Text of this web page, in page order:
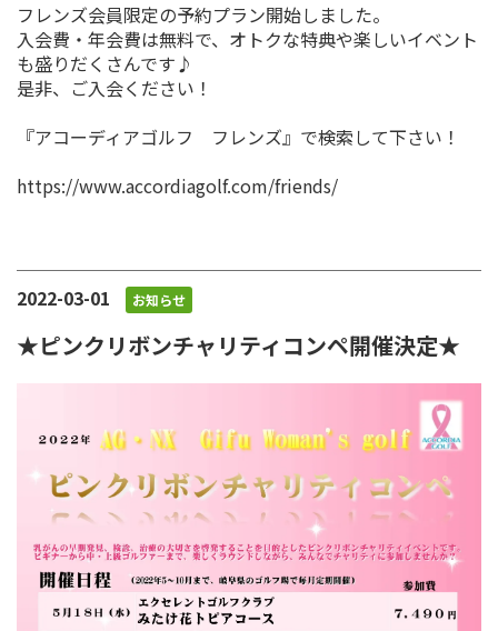
フレンズ会員限定の予約プラン開始しました。
入会費・年会費は無料で、オトクな特典や楽しいイベント
も盛りだくさんです♪
是非、ご入会ください！
『アコーディアゴルフ フレンズ』で検索して下さい！
https://www.accordiagolf.com/friends/
2022-03-01 お知らせ
★ピンクリボンチャリティコンペ開催決定★